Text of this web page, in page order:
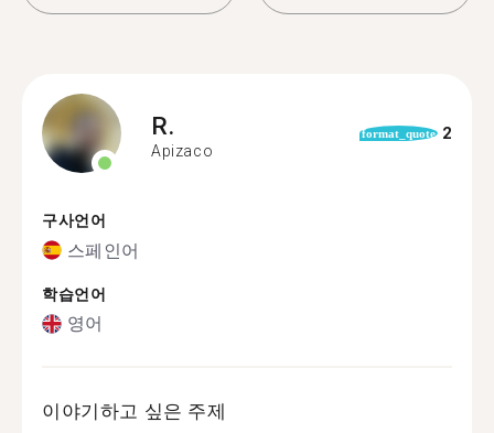
R.
Apizaco
format_quote 2
구사언어
스페인어
학습언어
영어
이야기하고 싶은 주제